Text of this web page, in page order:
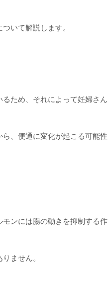
いて解説します。
ため、それによって妊婦さん
、便通に変化が起こる可能性
ンには腸の動きを抑制する作
ません。